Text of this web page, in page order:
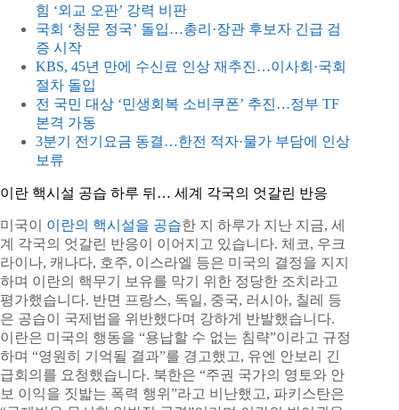
힘 ‘외교 오판’ 강력 비판
국회 ‘청문 정국’ 돌입…총리·장관 후보자 긴급 검
증 시작
KBS, 45년 만에 수신료 인상 재추진…이사회·국회
절차 돌입
전 국민 대상 ‘민생회복 소비쿠폰’ 추진…정부 TF
본격 가동
3분기 전기요금 동결…한전 적자·물가 부담에 인상
보류
이란 핵시설 공습 하루 뒤… 세계 각국의 엇갈린 반응
미국이 이란의 핵시설을 공습한 지 하루가 지난 지금, 세
계 각국의 엇갈린 반응이 이어지고 있습니다. 체코, 우크
라이나, 캐나다, 호주, 이스라엘 등은 미국의 결정을 지지
하며 이란의 핵무기 보유를 막기 위한 정당한 조치라고
평가했습니다. 반면 프랑스, 독일, 중국, 러시아, 칠레 등
은 공습이 국제법을 위반했다며 강하게 반발했습니다.
이란은 미국의 행동을 “용납할 수 없는 침략”이라고 규정
하며 “영원히 기억될 결과”를 경고했고, 유엔 안보리 긴
급회의를 요청했습니다. 북한은 “주권 국가의 영토와 안
보 이익을 짓밟는 폭력 행위”라고 비난했고, 파키스탄은